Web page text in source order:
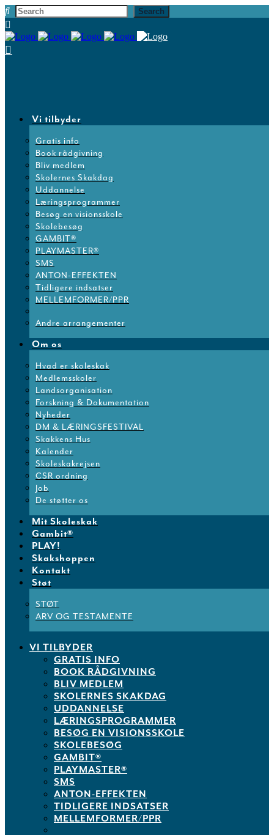
Vi tilbyder
Gratis info
Book rådgivning
Bliv medlem
Skolernes Skakdag
Uddannelse
Læringsprogrammer
Besøg en visionsskole
Skolebesøg
GAMBIT®
PLAYMASTER®
SMS
ANTON-EFFEKTEN
Tidligere indsatser
MELLEMFORMER/PPR
Andre arrangementer
Om os
Hvad er skoleskak
Medlemsskoler
Landsorganisation
Forskning & Dokumentation
Nyheder
DM & LÆRINGSFESTIVAL
Skakkens Hus
Kalender
Skoleskakrejsen
CSR ordning
Job
De støtter os
Mit Skoleskak
Gambit®
PLAY!
Skakshoppen
Kontakt
Støt
STØT
ARV OG TESTAMENTE
VI TILBYDER
GRATIS INFO
BOOK RÅDGIVNING
BLIV MEDLEM
SKOLERNES SKAKDAG
UDDANNELSE
LÆRINGSPROGRAMMER
BESØG EN VISIONSSKOLE
SKOLEBESØG
GAMBIT®
PLAYMASTER®
SMS
ANTON-EFFEKTEN
TIDLIGERE INDSATSER
MELLEMFORMER/PPR